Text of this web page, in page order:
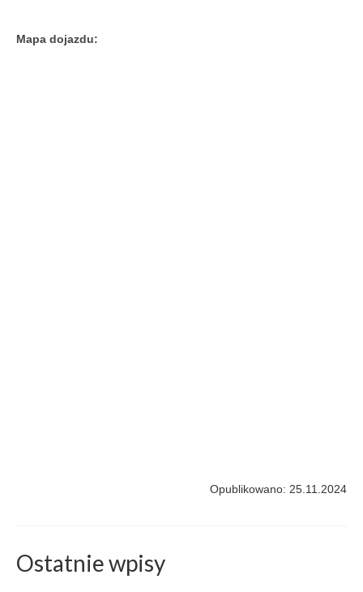
Mapa dojazdu:
Opublikowano: 25.11.2024
Ostatnie wpisy